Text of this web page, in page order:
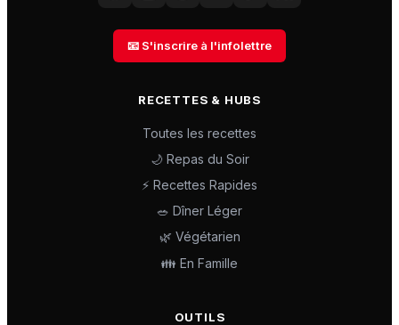
📧 S'inscrire à l'infolettre
RECETTES & HUBS
Toutes les recettes
🌙 Repas du Soir
⚡ Recettes Rapides
🥗 Dîner Léger
🌿 Végétarien
👪 En Famille
OUTILS